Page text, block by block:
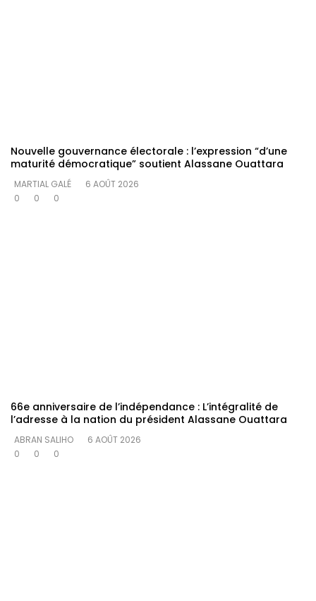
Nouvelle gouvernance électorale : l’expression “d’une
maturité démocratique” soutient Alassane Ouattara
MARTIAL GALÉ
6 AOÛT 2026
0
0 0
66e anniversaire de l’indépendance : L’intégralité de
l’adresse à la nation du président Alassane Ouattara
ABRAN SALIHO
6 AOÛT 2026
0
0 0